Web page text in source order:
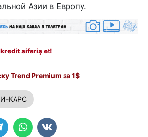
Азии в Европу.
sifariş et!
Trend Premium за 1$
КАРС